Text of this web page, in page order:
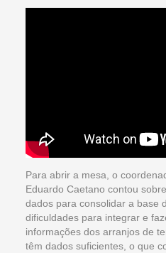
Para abrir a mesa, o
Eduardo Caetano contou
dados para consolidar a base
dificuldades para integrar e
informações dos arranjos de
têm dados suficientes, o que